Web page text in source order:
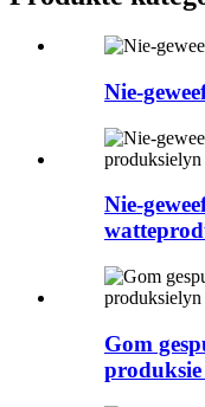
Nie-
Nie-
Gom
produksie